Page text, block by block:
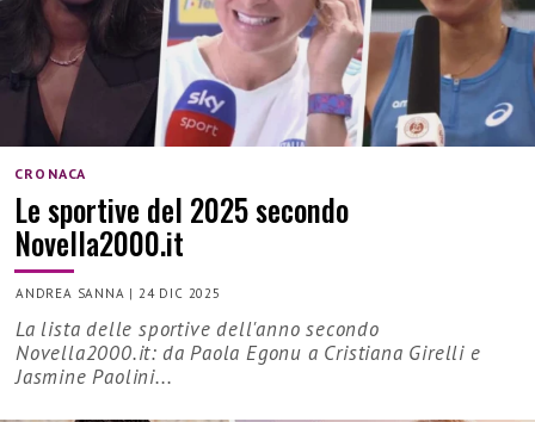
CRONACA
Le sportive del 2025 secondo
Novella2000.it
ANDREA SANNA |24 DIC 2025
La lista delle sportive dell'anno secondo
Novella2000.it: da Paola Egonu a Cristiana Girelli e
Jasmine Paolini...